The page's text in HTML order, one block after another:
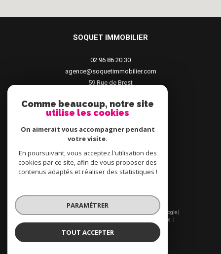
SOQUET IMMOBILIER
02 96 86 20 30
agence@soquetimmobilier.com
59 Rue de Brest
© 2026 | Tous droits réservés | Traduction powered by Google |
Nos liens
Comme beaucoup, notre site
utilise les cookies
On aimerait vous accompagner pendant
votre visite.
En poursuivant, vous acceptez l'utilisation des
cookies par ce site, afin de vous proposer des
contenus adaptés et réaliser des statistiques !
PARAMÉTRER
TOUT ACCEPTER